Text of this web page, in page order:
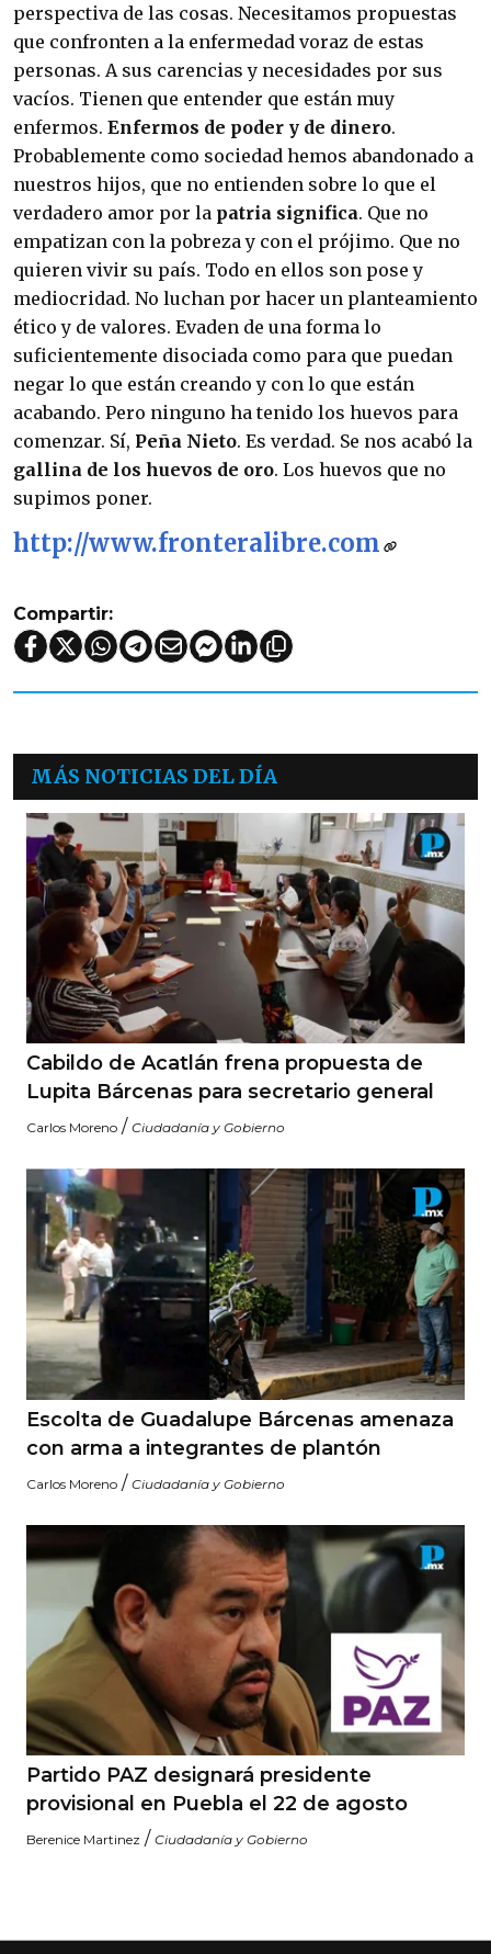
perspectiva de las cosas. Necesitamos propuestas
que confronten a la enfermedad voraz de estas
personas. A sus carencias y necesidades por sus
vacíos. Tienen que entender que están muy
enfermos. Enfermos de poder y de dinero.
Probablemente como sociedad hemos abandonado a
nuestros hijos, que no entienden sobre lo que el
verdadero amor por la patria significa. Que no
empatizan con la pobreza y con el prójimo. Que no
quieren vivir su país. Todo en ellos son pose y
mediocridad. No luchan por hacer un planteamiento
ético y de valores. Evaden de una forma lo
suficientemente disociada como para que puedan
negar lo que están creando y con lo que están
acabando. Pero ninguno ha tenido los huevos para
comenzar. Sí, Peña Nieto. Es verdad. Se nos acabó la
gallina de los huevos de oro. Los huevos que no
supimos poner.
http://www.fronteralibre.com
Compartir:
MÁS NOTICIAS DEL DÍA
Cabildo de Acatlán frena propuesta de
Lupita Bárcenas para secretario general
Carlos Moreno / Ciudadanía y Gobierno
Escolta de Guadalupe Bárcenas amenaza
con arma a integrantes de plantón
Carlos Moreno / Ciudadanía y Gobierno
Partido PAZ designará presidente
provisional en Puebla el 22 de agosto
Berenice Martinez / Ciudadanía y Gobierno